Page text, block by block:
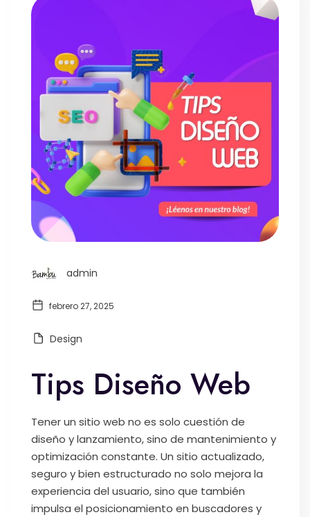
admin
febrero 27, 2025
Design
Tips Diseño Web
Tener un sitio web no es solo cuestión de
diseño y lanzamiento, sino de mantenimiento y
optimización constante. Un sitio actualizado,
seguro y bien estructurado no solo mejora la
experiencia del usuario, sino que también
impulsa el posicionamiento en buscadores y